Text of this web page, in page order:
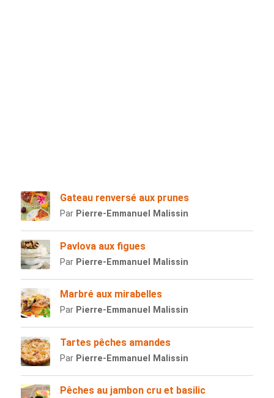
Gateau renversé aux prunes
Par Pierre-Emmanuel Malissin
Pavlova aux figues
Par Pierre-Emmanuel Malissin
Marbré aux mirabelles
Par Pierre-Emmanuel Malissin
Tartes pêches amandes
Par Pierre-Emmanuel Malissin
Pêches au jambon cru et basilic